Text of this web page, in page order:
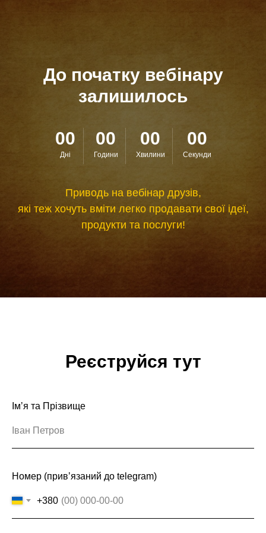
До початку вебінару
залишилось
00
Дні
00
Години
00
Хвилини
00
Секунди
Приводь на вебінар друзів,
які теж хочуть вміти легко продавати свої ідеї,
продукти та послуги!
Реєструйся тут
Імʼя та Прізвище
Номер (привʼязаний до telegram)
+380